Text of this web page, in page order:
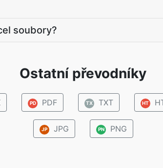
soubory?
Ostatní převodníky
PD PDF TX TXT HT
JP JPG PN PNG